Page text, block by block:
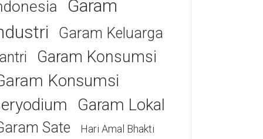
Garam
Garam Keluarga
Garam Konsumsi
Konsumsi
Garam Lokal
Sate Hari Amal Bhakti